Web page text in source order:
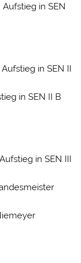
in SEN
in SEN II
in SEN II B
in SEN III